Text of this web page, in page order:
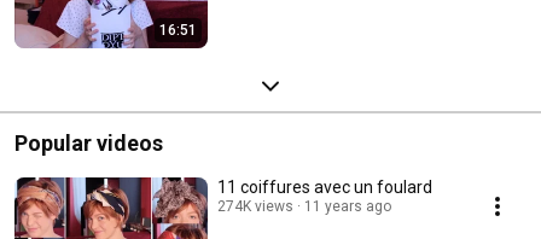
16:51
Popular videos
11 coiffures avec un foulard
274K views 11 years ago